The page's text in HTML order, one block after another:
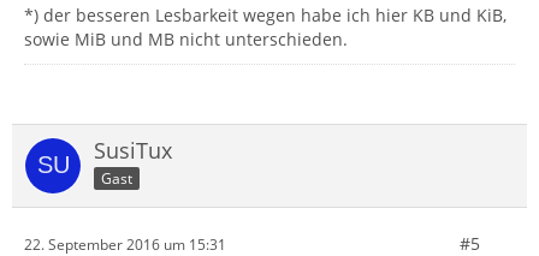
*) der besseren Lesbarkeit wegen habe ich hier KB und KiB,
sowie MiB und MB nicht unterschieden.
SusiTux
Gast
22. September 2016 um 15:31 #5